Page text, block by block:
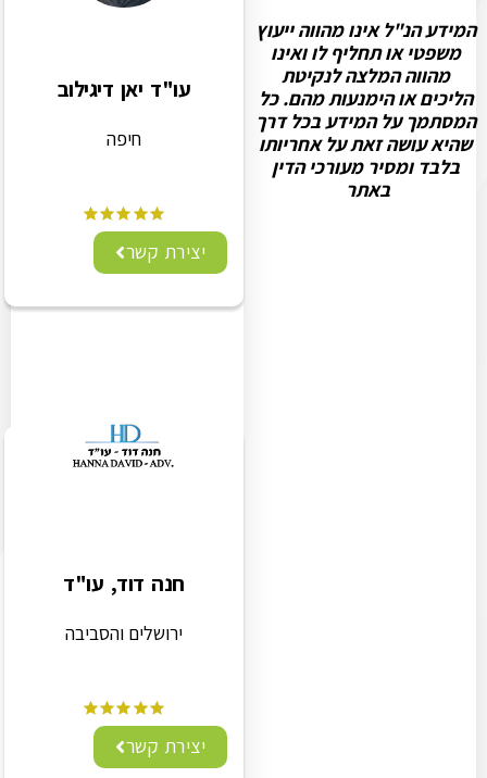
המידע הנ"ל אינו מהווה ייעוץ
משפטי או תחליף לו ואינו
מהווה המלצה לנקיטת
הליכים או הימנעות מהם. כל
המסתמך על המידע בכל דרך
שהיא עושה זאת על אחריותו
בלבד ומסיר מעורכי הדין
באתר
עו"ד יאן דיגילוב
חיפה
יצירת קשר
חנה דוד, עו"ד
ירושלים והסביבה
יצירת קשר